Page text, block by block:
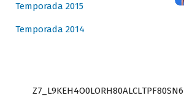
Temporada 2015
Temporada 2014
Z7_L9KEH4O0LORH80ALCLTPF80SN6